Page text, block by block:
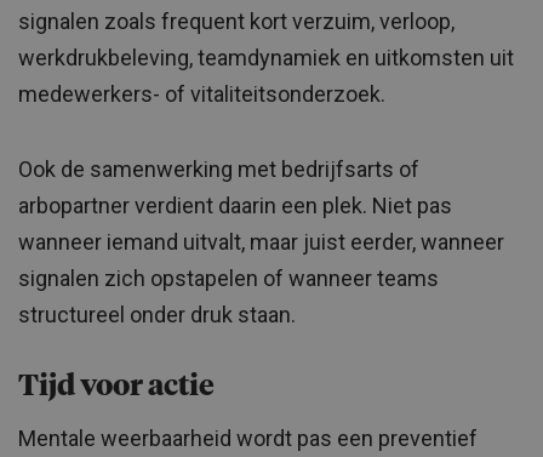
signalen zoals frequent kort verzuim, verloop,
werkdrukbeleving, teamdynamiek en uitkomsten uit
medewerkers- of vitaliteitsonderzoek.
Ook de samenwerking met bedrijfsarts of
arbopartner verdient daarin een plek. Niet pas
wanneer iemand uitvalt, maar juist eerder, wanneer
signalen zich opstapelen of wanneer teams
structureel onder druk staan.
Tijd voor actie
Mentale weerbaarheid wordt pas een preventief